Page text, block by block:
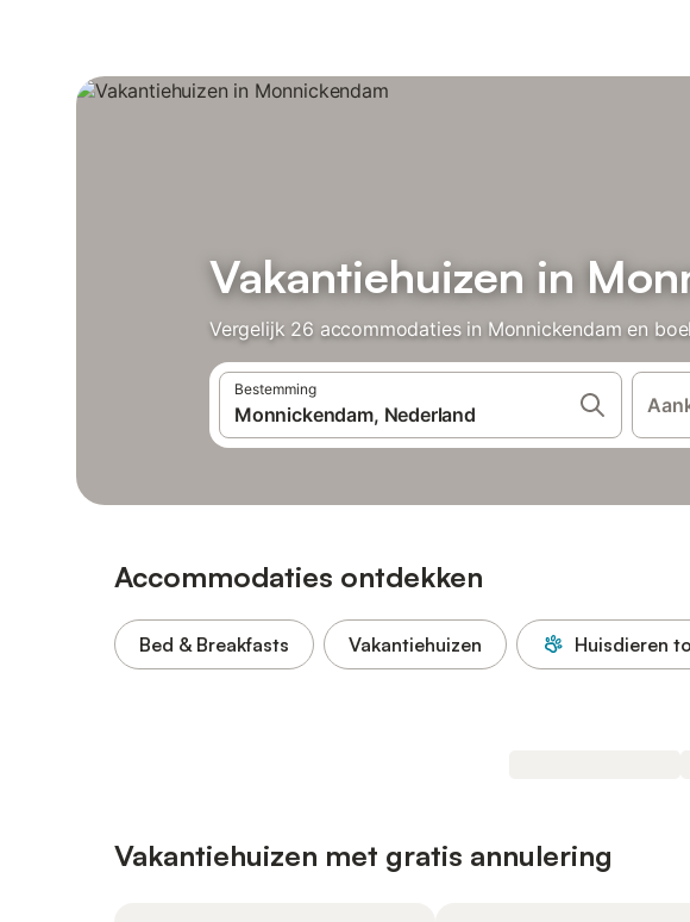
Vakantiehuizen in
Vergelijk 26 accommodaties in Monnickendam en
Bestemming
Accommodaties ontdekken
Bed & Breakfasts Vakantiehuizen Huisdieren
Vakantiehuizen met gratis annulering